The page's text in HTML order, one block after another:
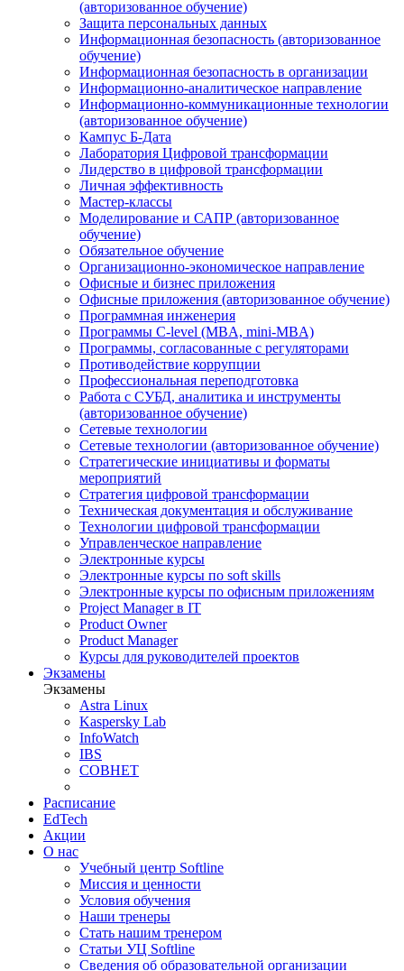
(авторизованное обучение)
Защита персональных данных
Информационная безопасность (авторизованное
обучение)
Информационная безопасность в организации
Информационно-аналитическое направление
Информационно-коммуникационные технологии
(авторизованное обучение)
Кампус Б-Дата
Лаборатория Цифровой трансформации
Лидерство в цифровой трансформации
Личная эффективность
Мастер-классы
Моделирование и САПР (авторизованное
обучение)
Обязательное обучение
Организационно-экономическое направление
Офисные и бизнес приложения
Офисные приложения (авторизованное обучение)
Программная инженерия
Программы C-level (MBA, mini-MBA)
Программы, согласованные с регуляторами
Противодействие коррупции
Профессиональная переподготовка
Работа с СУБД, аналитика и инструменты
(авторизованное обучение)
Сетевые технологии
Сетевые технологии (авторизованное обучение)
Стратегические инициативы и форматы
мероприятий
Стратегия цифровой трансформации
Техническая документация и обслуживание
Технологии цифровой трансформации
Управленческое направление
Электронные курсы
Электронные курсы по soft skills
Электронные курсы по офисным приложениям
Project Manager в IT
Product Owner
Product Manager
Курсы для руководителей проектов
Экзамены
Экзамены
Astra Linux
Kaspersky Lab
InfoWatch
IBS
СОВНЕТ
Расписание
EdTech
Акции
О нас
Учебный центр Softline
Миссия и ценности
Условия обучения
Наши тренеры
Стать нашим тренером
Статьи УЦ Softline
Сведения об образовательной организации